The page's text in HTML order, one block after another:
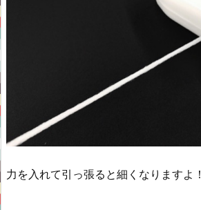
力を入れて引っ張ると細くなりますよ！